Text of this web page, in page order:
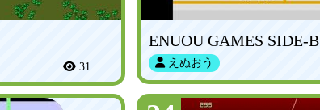
31
ENUOU GAMES SIDE-B
えぬおう